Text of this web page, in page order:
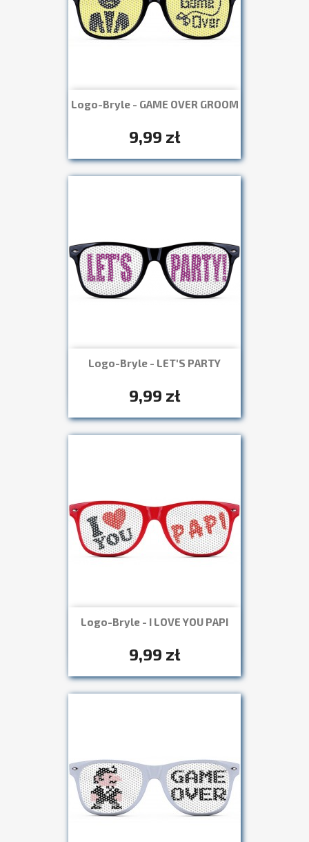
Logo-Bryle - GAME OVER GROOM
9,99 zł
Szybki podgląd
Logo-Bryle - LET'S PARTY
9,99 zł
Szybki podgląd
Logo-Bryle - I LOVE YOU PAPI
9,99 zł
Szybki podgląd